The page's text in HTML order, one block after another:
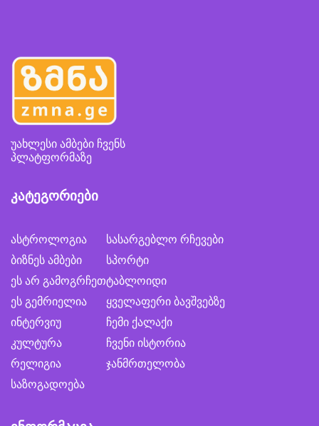
უახლესი ამბები ჩვენს
პლატფორმაზე
კატეგორიები
ასტროლოგია
ბიზნეს ამბები
ეს არ გამოგრჩეთ
ეს გემრიელია
ინტერვიუ
კულტურა
რელიგია
საზოგადოება
სასარგებლო რჩევები
სპორტი
ტაბლოიდი
ყველაფერი ბავშვებზე
ჩემი ქალაქი
ჩვენი ისტორია
ჯანმრთელობა